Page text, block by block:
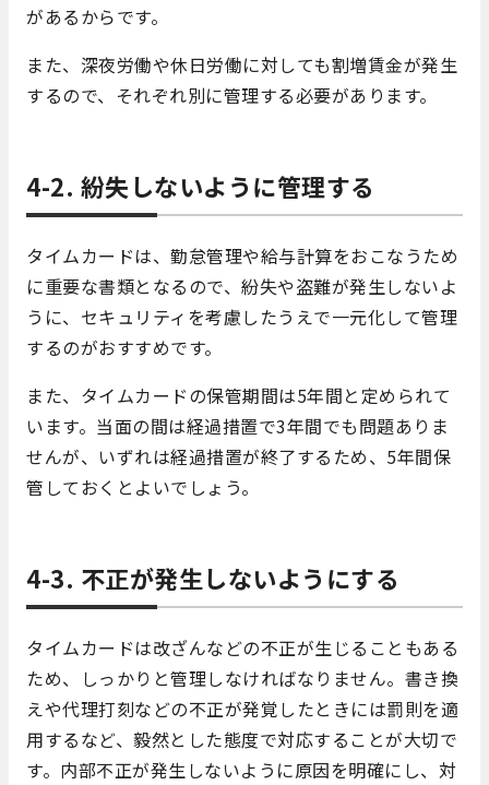
があるからです。
また、深夜労働や休日労働に対しても割増賃金が発生
するので、それぞれ別に管理する必要があります。
4-2. 紛失しないように管理する
タイムカードは、勤怠管理や給与計算をおこなうため
に重要な書類となるので、紛失や盗難が発生しないよ
うに、セキュリティを考慮したうえで一元化して管理
するのがおすすめです。
また、タイムカードの保管期間は5年間と定められて
います。当面の間は経過措置で3年間でも問題ありま
せんが、いずれは経過措置が終了するため、5年間保
管しておくとよいでしょう。
4-3. 不正が発生しないようにする
タイムカードは改ざんなどの不正が生じることもある
ため、しっかりと管理しなければなりません。書き換
えや代理打刻などの不正が発覚したときには罰則を適
用するなど、毅然とした態度で対応することが大切で
す。内部不正が発生しないように原因を明確にし、対